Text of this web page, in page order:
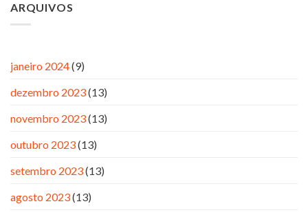
ARQUIVOS
janeiro 2024(9)
dezembro 2023(13)
novembro 2023(13)
outubro 2023(13)
setembro 2023(13)
agosto 2023(13)